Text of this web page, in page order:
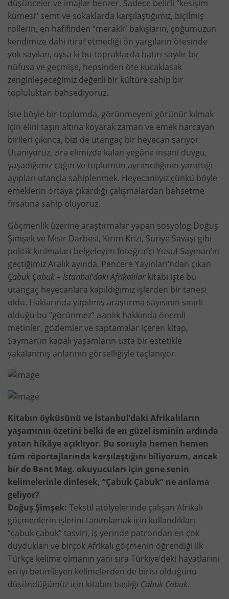
düşünceler ve imajlar benzer. Sadece belirli “kesişim
kümesi” semt ve sokaklarda karşılaştığımız, biçilmiş
rollerin, en hafifinden “meraklı” bakışların, çoğumuzun
kendimize dahi itiraf etmediği ön yargıların ötesinde
yok sayılan, oysa ki bu topraklarda hatırı sayılır bir
nüfusa ve geçmişe, hepsinden öte kucaklasak
zenginleşeceğimiz değerli bir kültüre sahip bir
topluluktan bahsediyoruz.
İşte böyle bir toplumda, görünmeyeni görünür kılmak
için elini taşın altına koyarak zaman ve emek harcayan
birileri çıkınca, bizi de utangaç bir heyecan sarıyor.
Utanıyoruz, zira elimizde kalan yegâne insani duygu,
yaşadığımız çağın ve toplumun ayrımcılığının yarattığı
ayıpları utançla sahiplenmek. Heyecanlıyız çünkü böyle
emeklerin ortaya çıkardığı çalışmalardan bahsetme
fırsatına sahip oluyoruz.
Göçmenlik üzerine araştırmalar yapan sosyolog Doğuş
Şimşek ve Mısır Darbesi, Kırım Krizi, Suriye Savaşı gibi
politik kırılmaları belgeleyen fotoğrafçı Yusuf Sayman’ın
geçtiğimiz Aralık ayında, Pencere Yayınları’ndan çıkan
Çabuk Çabuk – İstanbul’daki Afrikalılarkitabı işte bu
utangaç heyecanlara kapıldığımız işlerden bir tanesi
oldu. Haklarında yapılmış araştırma sayısının sınırlı
olduğu bu “görünmez” azınlık hakkında önemli
metinler, gözlemler ve saptamalar içeren kitap,
Sayman’ın kapalı yaşamların usta bir estetikle
yakalanmış anlarının görselliğiyle taçlanıyor.
Kitabın öyküsünü ve İstanbul’daki Afrikalıların
yaşamının özetini belki de en güzel isminin ardında
yatan hikâye açıklıyor. Bu soruyla hemen hemen
tüm röportajlarında karşılaştığını biliyorum, ancak
bir de Bant Mag. okuyucuları için gene senin
kelimelerinle dinlesek, “Çabuk Çabuk” ne anlama
geliyor?
Doğuş Şimşek: Tekstil atölyelerinde çalışan Afrikalı
göçmenlerin işlerini tanımlamak için kullandıkları
“çabuk çabuk” tasviri, iş yerinde patrondan en çok
duydukları ve birçok Afrikalı göçmenin öğrendiği ilk
Türkçe kelime olmanın yanı sıra Türkiye’deki hayatlarını
en iyi betimleyen kelimelerden de birisi olduğunu
düşündüğümüz için kitabın başlığı Çabuk Çabuk.